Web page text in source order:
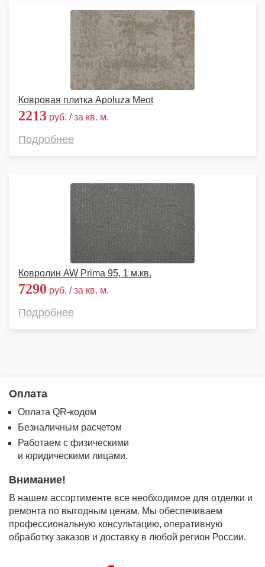
Ковровая плитка Apoluza Meot
2213 руб. / за кв. м.
Подробнее
Ковролин AW Prima 95, 1 м.кв.
7290 руб. / за кв. м.
Подробнее
Оплата
Оплата QR-кодом
Безналичным расчетом
Работаем с физическими
и юридическими лицами.
Внимание!
В нашем ассортименте все необходимое для отделки и
ремонта по выгодным ценам. Мы обеспечиваем
профессиональную консультацию, оперативную
обработку заказов и доставку в любой регион России.